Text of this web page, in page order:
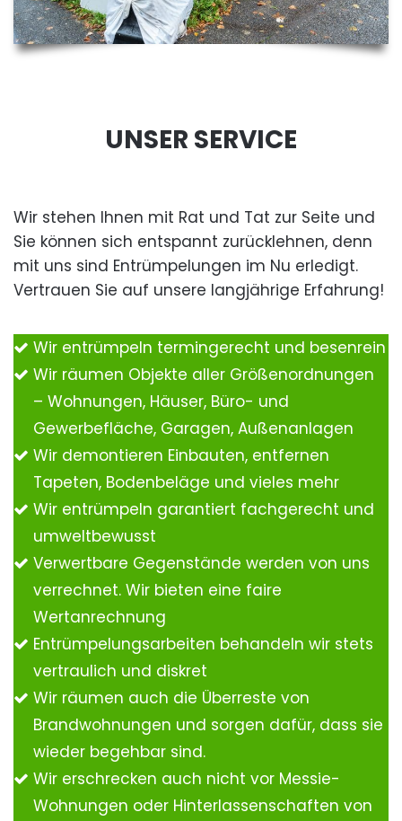
UNSER SERVICE
Wir stehen Ihnen mit Rat und Tat zur Seite und
Sie können sich entspannt zurücklehnen, denn
mit uns sind Entrümpelungen im Nu erledigt.
Vertrauen Sie auf unsere langjährige Erfahrung!
Wir entrümpeln termingerecht und besenrein
Wir räumen Objekte aller Größenordnungen
– Wohnungen, Häuser, Büro- und
Gewerbefläche, Garagen, Außenanlagen
Wir demontieren Einbauten, entfernen
Tapeten, Bodenbeläge und vieles mehr
Wir entrümpeln garantiert fachgerecht und
umweltbewusst
Verwertbare Gegenstände werden von uns
verrechnet. Wir bieten eine faire
Wertanrechnung
Entrümpelungsarbeiten behandeln wir stets
vertraulich und diskret
Wir räumen auch die Überreste von
Brandwohnungen und sorgen dafür, dass sie
wieder begehbar sind.
Wir erschrecken auch nicht vor Messie-
Wohnungen oder Hinterlassenschaften von